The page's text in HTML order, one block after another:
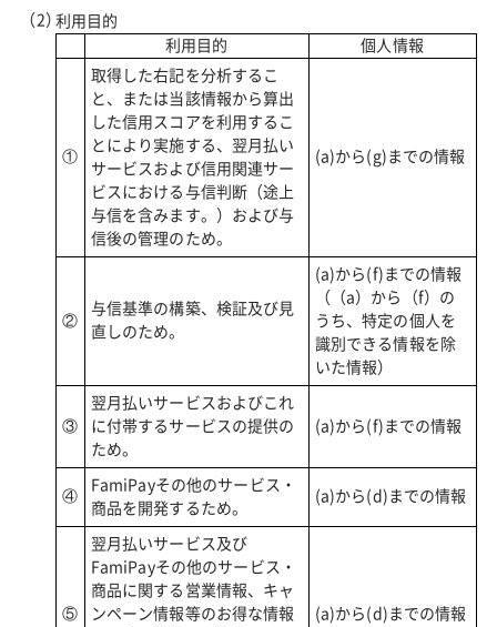
利用目的
利用目的
個人情報
①
取得した右記を分析するこ
と、または当該情報から算出
した信用スコアを利用するこ
とにより実施する、翌月払い
サービスおよび信用関連サー
ビスにおける与信判断（途上
与信を含みます。）および与
信後の管理のため。
(a)から(g)までの情報
②
与信基準の構築、検証及び見
直しのため。
(a)から(f)までの情報
（（a）から（f）の
うち、特定の個人を
識別できる情報を除
いた情報）
③
翌月払いサービスおよびこれ
に付帯するサービスの提供の
ため。
(a)から(f)までの情報
④
FamiPayその他のサービス・
商品を開発するため。
(a)から(d)までの情報
⑤
翌月払いサービス及び
FamiPayその他のサービス・
商品に関する営業情報、キャ
ンペーン情報等のお得な情報
(a)から(d)までの情報